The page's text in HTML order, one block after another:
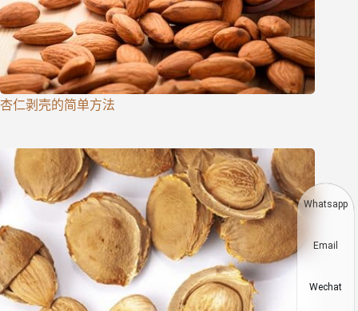
杏仁剥壳的简单方法
Whatsapp
Email
Wechat